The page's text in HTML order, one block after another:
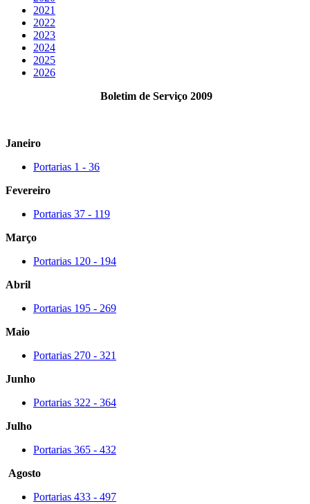
2021
2022
2023
2024
2025
2026
Boletim de Serviço 2009
Janeiro
Portarias 1 - 36
Fevereiro
Portarias 37 - 119
Março
Portarias 120 - 194
Abril
Portarias 195 - 269
Maio
Portarias 270 - 321
Junho
Portarias 322 - 364
Julho
Portarias 365 - 432
Agosto
Portarias 433 - 497